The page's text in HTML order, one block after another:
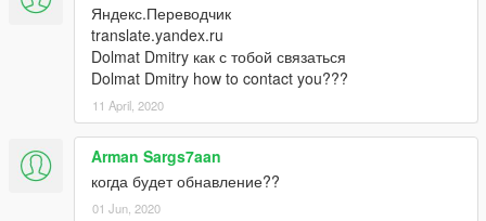
Яндекс.Переводчик
translate.yandex.ru
Dolmat Dmitry как с тобой связаться
Dolmat Dmitry how to contact you???
11 April, 2020
Arman Sargs7aan
когда будет обнавление??
01 Jun, 2020